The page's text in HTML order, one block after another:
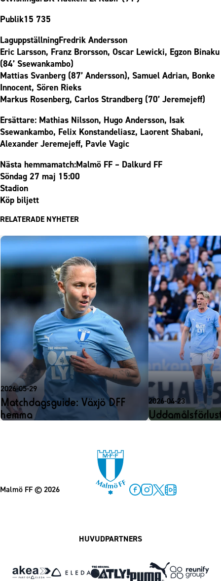
Publik15 735
LaguppställningFredrik Andersson
Eric Larsson, Franz Brorsson, Oscar Lewicki, Egzon Binaku
(84’ Ssewankambo)
Mattias Svanberg (87’ Andersson), Samuel Adrian, Bonke
Innocent, Sören Rieks
Markus Rosenberg, Carlos Strandberg (70’ Jeremejeff)
Ersättare: Mathias Nilsson, Hugo Andersson, Isak
Ssewankambo, Felix Konstandeliasz, Laorent Shabani,
Alexander Jeremejeff, Pavle Vagic
Nästa hemmamatch:Malmö FF – Dalkurd FF
Söndag 27 maj 15:00
Stadion
Köp biljett
RELATERADE NYHETER
2026-05-29
Matchdagsguide: Växjö DFF
hemma
2026-04-23
Malmö FF© 2026
HUVUDPARTNERS